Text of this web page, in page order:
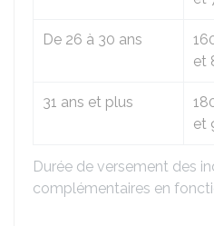
Durée de versement des
complémentaires en
De 26 à 30 ans
et
31 ans et plus
et